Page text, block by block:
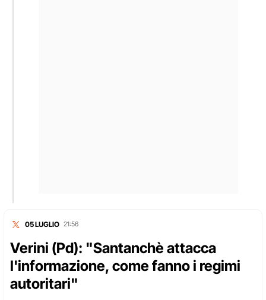
05 LUGLIO 21:56
Verini (Pd): "Santanchè attacca
l'informazione, come fanno i regimi
autoritari"